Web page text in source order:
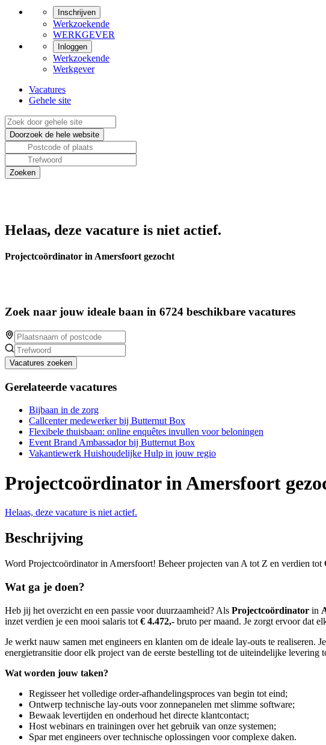
Inschrijven
Werkzoekende
WERKGEVER
Inloggen
Werkzoekende
Werkgever
Vacatures
Gehele site
Helaas, deze vacature is niet actief.
Projectcoördinator in Amersfoort gezocht
Zoek naar jouw ideale baan in 6724 beschikbare vacatures
Vacatures zoeken
Gerelateerde vacatures
Bijbaan in de zorg
Callcenter medewerker bij Butternut Box
Flexibele thuisbaan: online enquêtes invullen voor beloningen
Event Brand Ambassador bij Butternut Box
Vakantiewerk Huishoudelijke Hulp in jouw regio
Projectcoördinator in Amersfoort
Helaas, deze vacature is niet actief.
Beschrijving
Word Projectcoördinator in Amersfoort! Beheer projecten van A tot Z en verdien tot
Wat ga je doen?
Heb jij het overzicht en een passie voor duurzaamheid? Als Projectcoördinator in
inzet verdien je een mooi salaris tot € 4.472,- bruto per maand. Je zorgt ervoor dat
Je werkt nauw samen met engineers en klanten om de ideale lay-outs te
energietransitie door elk project van de eerste bestelling tot de uiteindelijke levering
Wat worden jouw taken?
Regisseer het volledige order-afhandelingsproces van begin tot eind;
Ontwerp technische lay-outs voor zonnepanelen met slimme software;
Bewaak levertijden en onderhoud het directe klantcontact;
Host webinars en trainingen over het gebruik van onze systemen;
Spar met engineers over technische oplossingen voor complexe daken.